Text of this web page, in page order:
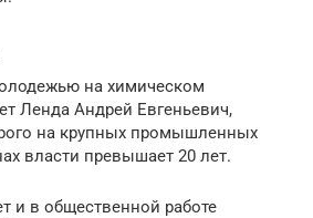
на химическом
Ленда Андрей Евгеньевич,
на крупных промышленных
власти превышает 20 лет.
и в общественной работе